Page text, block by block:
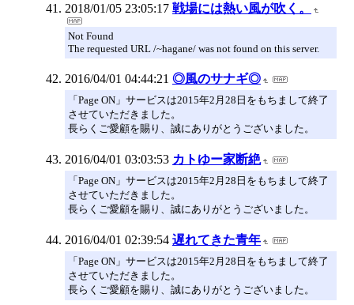
2018/01/05 23:05:17 戦場には熱い風が吹く。
Not Found
The requested URL /~hagane/ was not found on this server.
2016/04/01 04:44:21 ◎風のサナギ◎
「Page ON」サービスは2015年2月28日をもちまして終了
させていただきました。
長らくご愛顧を賜り、誠にありがとうございました。
2016/04/01 03:03:53 カトゆー家断絶
「Page ON」サービスは2015年2月28日をもちまして終了
させていただきました。
長らくご愛顧を賜り、誠にありがとうございました。
2016/04/01 02:39:54 遅れてきた青年
「Page ON」サービスは2015年2月28日をもちまして終了
させていただきました。
長らくご愛顧を賜り、誠にありがとうございました。